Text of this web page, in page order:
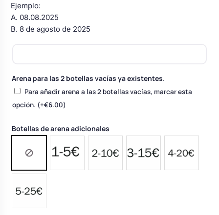
Ejemplo:
A. 08.08.2025
B. 8 de agosto de 2025
Arena para las 2 botellas vacías ya existentes.
Para añadir arena a las 2 botellas vacías, marcar esta
opción. (+€6.00)
Botellas de arena adicionales